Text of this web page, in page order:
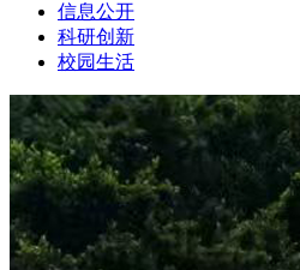
信息公开
科研创新
校园生活